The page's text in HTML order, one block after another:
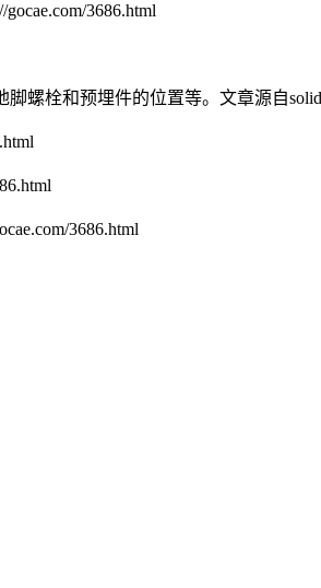
3686.html
螺栓和预埋件的位置等。 文章源自
3686.html